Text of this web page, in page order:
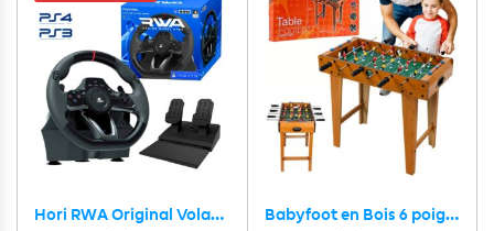
Hori RWA Original Volant de course Apex pour PS4/PS3/PC/Playstation 4 Babyfoot en Bois 6 poignées 18 joueurs – لعبة البابيفوت الخشبية الكلاسيكية